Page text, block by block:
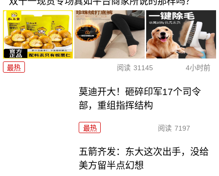
最热 阅读 31145 4小时前
莫迪开大！砸碎印军17个司令
部，重组指挥结构
最热 阅读 7197
五箭齐发：东大这次出手，没给
美方留半点幻想